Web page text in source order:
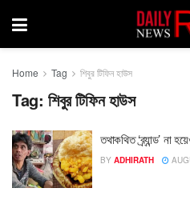
Home Tag শিবুর টিফিন হাউস
Tag: শিবুর টিফিন হাউস
তথাকথিত ‘ব্র্যান্ড’ না
BY ADHIRATH